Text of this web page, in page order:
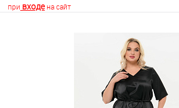
при входена сайт
В корзину